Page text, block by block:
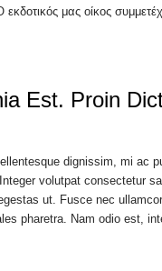
μας οίκος
Est. Proin
dignissim, mi ac
volutpat consectetur
ut. Fusce nec
pharetra. Nam odio est,